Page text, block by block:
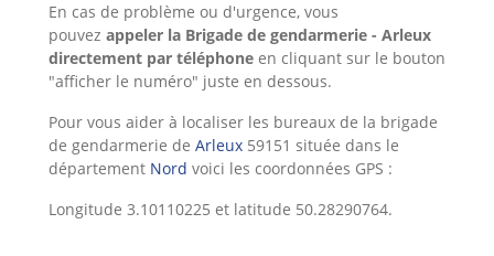
En cas de problème ou d'urgence, vous
pouvez appeler la Brigade de gendarmerie - Arleux
directement par téléphone en cliquant sur le bouton
"afficher le numéro" juste en dessous.
Pour vous aider à localiser les bureaux de la brigade
de gendarmerie de Arleux 59151 située dans le
département Nord voici les coordonnées GPS :
Longitude 3.10110225 et latitude 50.28290764.